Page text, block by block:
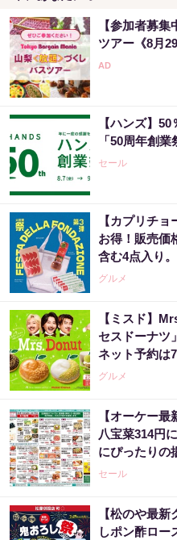
【参加者募
ツアー《8月
【ハンズ】
「50周年創
セール
【カプリチ
お得！販売価
含む4点入り。
グルメ
【ミスド】
セスドーナツ
ネット予約は
グルメ
【オーケー
八宝菜314円
にぴったりの
セール
【松のや最
しポン酢ロー